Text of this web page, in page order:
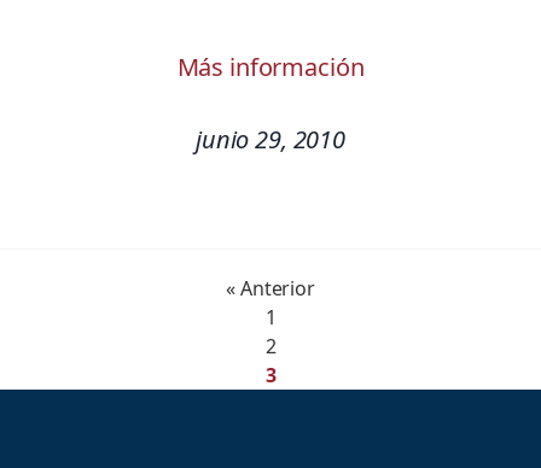
Más información
junio 29, 2010
« Anterior
1
2
3